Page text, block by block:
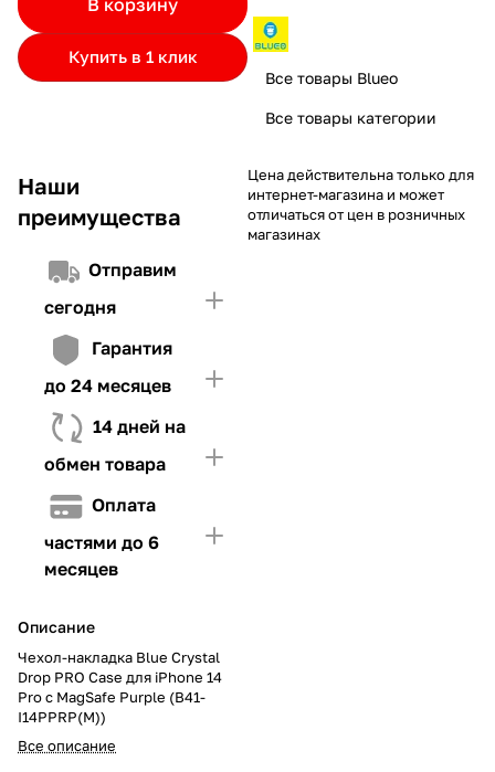
Купить в 1 клик
Наши
преимущества
Отправим
сегодня
Гарантия
до 24 месяцев
14 дней на
обмен товара
Оплата
частями до 6
месяцев
Описание
Чехол-накладка Blue Crystal
Drop PRO Case для iPhone 14
Pro с MagSafe Purple (B41-
I14PPRP(M))
Все описание
и Первого взноса (в случае необходимости)
Если лимит ниже стоимости товара, недостающую
сумму нужно внести Первым взносом
4. Иметь достаточно средств для внесения первой части платежа
Все товары Blueo
Все товары категории
Цена действительна только для
интернет-магазина и может
отличаться от цен в розничных
магазинах